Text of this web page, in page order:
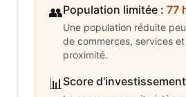
👥Population limitée : 77
Une population réduite
de commerces, services
proximité.
📊Score